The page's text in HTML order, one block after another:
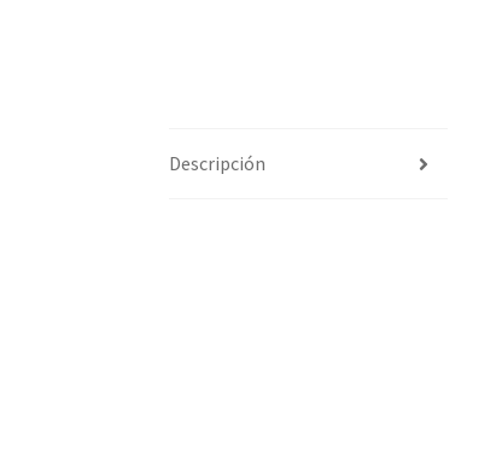
Descripción